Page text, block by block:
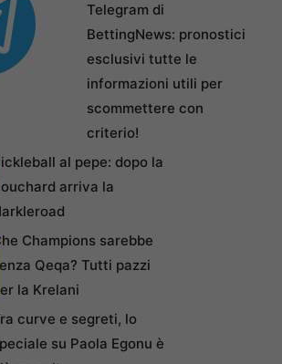
Telegram di
BettingNews: pronostici
esclusivi tutte le
informazioni utili per
scommettere con
criterio!
al pepe: dopo la
arriva la
Champions sarebbe
Qeqa? Tutti pazzi
la Krelani
curve e segreti, lo
su Paola Egonu è